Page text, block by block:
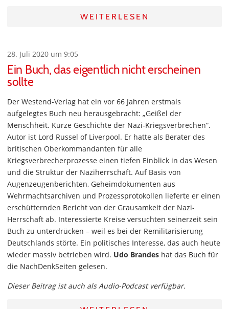
WEITERLESEN
28. Juli 2020 um 9:05
Ein Buch, das eigentlich nicht erscheinen
sollte
Der Westend-Verlag hat ein vor 66 Jahren erstmals
aufgelegtes Buch neu herausgebracht: „Geißel der
Menschheit. Kurze Geschichte der Nazi-Kriegsverbrechen“.
Autor ist Lord Russel of Liverpool. Er hatte als Berater des
britischen Oberkommandanten für alle
Kriegsverbrecherprozesse einen tiefen Einblick in das Wesen
und die Struktur der Naziherrschaft. Auf Basis von
Augenzeugenberichten, Geheimdokumenten aus
Wehrmachtsarchiven und Prozessprotokollen lieferte er einen
erschütternden Bericht von der Grausamkeit der Nazi-
Herrschaft ab. Interessierte Kreise versuchten seinerzeit sein
Buch zu unterdrücken – weil es bei der Remilitarisierung
Deutschlands störte. Ein politisches Interesse, das auch heute
wieder massiv betrieben wird. Udo Brandes hat das Buch für
die NachDenkSeiten gelesen.
Dieser Beitrag ist auch als Audio-Podcast verfügbar.